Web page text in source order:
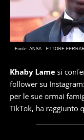
Fonte: ANSA - ETTORE FERRARI
Khaby Lame si
follower su
per le sue ormai
TikTok, ha raggiunto